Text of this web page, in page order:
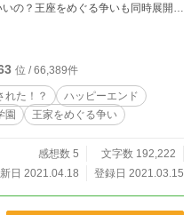
の？王座をめぐる争いも同時展開
位 / 66,389件
れた！？
ハッピーエンド
園 王家をめぐる争い
感想数 5
文字数 192,222
日 2021.04.18
登録日 2021.03.15